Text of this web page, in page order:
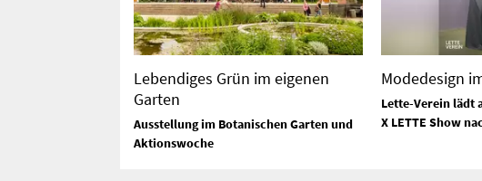
Lebendiges Grün im eigenen
Garten
Ausstellung im Botanischen Garten und
Aktionswoche
Modedesign
Lette-Verein lädt
X LETTE Show